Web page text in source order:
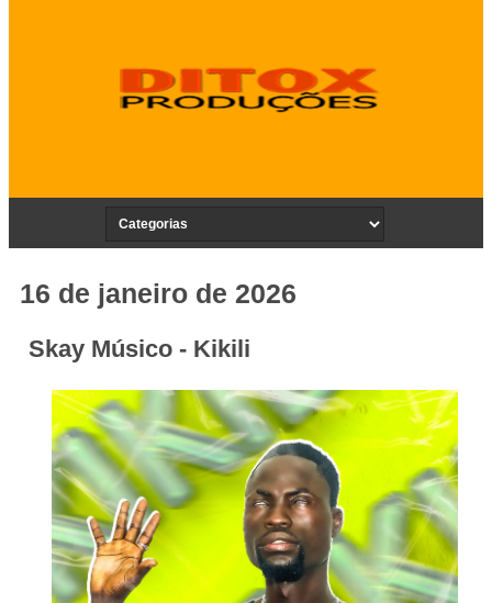
16 de janeiro de 2026
Skay Músico - Kikili